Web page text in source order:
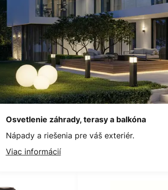
Osvetlenie záhrady, terasy a balkóna
Nápady a riešenia pre váš exteriér.
Viac informácií